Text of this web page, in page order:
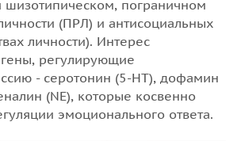
шизотипическом, пограничном
(ПРЛ) и антисоциальных
личности). Интерес
регулирующие
- серотонин (5-НТ), дофамин
(NE), которые косвенно
эмоционального ответа.